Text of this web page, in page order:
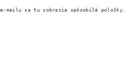
mailu sa tu zobrazia spôsobilé položky.